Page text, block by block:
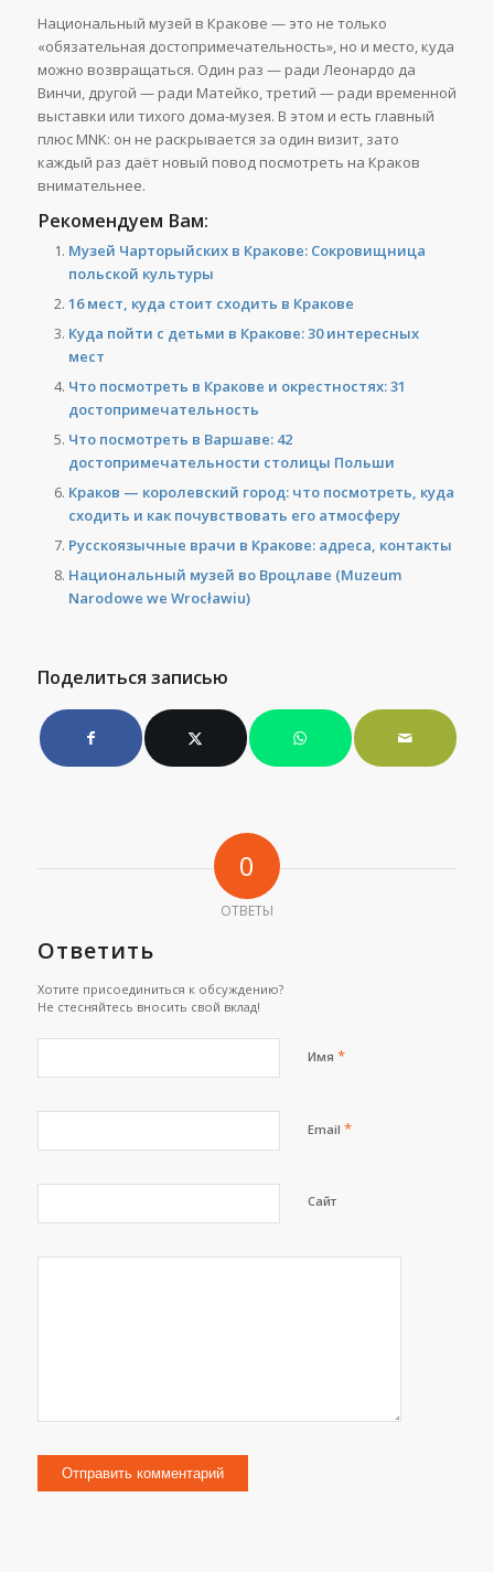
Национальный музей в Кракове — это не только
«обязательная достопримечательность», но и место, куда
можно возвращаться. Один раз — ради Леонардо да
Винчи, другой — ради Матейко, третий — ради временной
выставки или тихого дома-музея. В этом и есть главный
плюс MNK: он не раскрывается за один визит, зато
каждый раз даёт новый повод посмотреть на Краков
внимательнее.
Рекомендуем Вам:
Музей Чарторыйских в Кракове: Сокровищница
польской культуры
16 мест, куда стоит сходить в Кракове
Куда пойти с детьми в Кракове: 30 интересных
мест
Что посмотреть в Кракове и окрестностях: 31
достопримечательность
Что посмотреть в Варшаве: 42
достопримечательности столицы Польши
Краков — королевский город: что посмотреть, куда
сходить и как почувствовать его атмосферу
Русскоязычные врачи в Кракове: адреса, контакты
Национальный музей во Вроцлаве (Muzeum
Narodowe we Wrocławiu)
Поделиться записью
0
ОТВЕТЫ
Ответить
Хотите присоединиться к обсуждению?
Не стесняйтесь вносить свой вклад!
Имя *
Email *
Сайт